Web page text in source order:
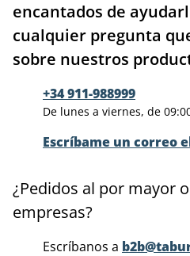
encantados de
cualquier pregunta
sobre nuestros
+34 911-988999
De lunes a viernes, de
Escríbame un correo
¿Pedidos al por mayor
empresas?
Escríbanos a